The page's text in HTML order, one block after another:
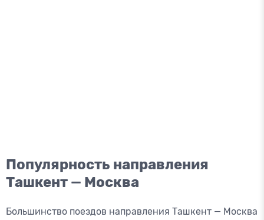
Популярность направления
Ташкент — Москва
Большинство поездов направления Ташкент — Москва